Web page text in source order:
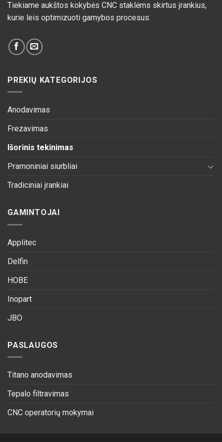
Tiekiame aukštos kokybės CNC staklėms skirtus įrankius,
kurie leis optimizuoti gamybos procesus.
PREKIŲ KATEGORIJOS
Anodavimas
Frezavimas
Išorinis tekinimas
Pramoniniai siurbliai
Tradiciniai įrankiai
GAMINTOJAI
Applitec
Delfin
HOBE
Inopart
JBO
PASLAUGOS
Titano anodavimas
Tepalo filtravimas
CNC operatorių mokymai